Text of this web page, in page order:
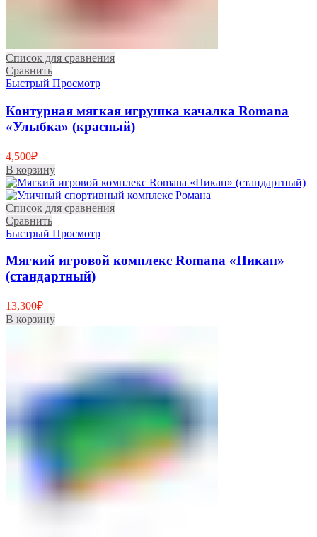
Список для сравнения
Сравнить
Быстрый Просмотр
Контурная мягкая игрушка качалка Romana
«Улыбка» (красный)
4,500₽
В корзину
Список для сравнения
Сравнить
Быстрый Просмотр
Мягкий игровой комплекс Romana «Пикап»
(стандартный)
13,300₽
В корзину